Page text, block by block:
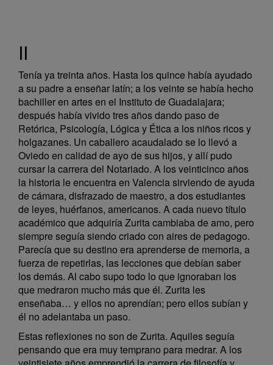
II
Tenía ya treinta años. Hasta los quince había ayudado
a su padre a enseñar latín; a los veinte se había hecho
bachiller en artes en el Instituto de Guadalajara;
después había vivido tres años dando paso de
Retórica, Psicología, Lógica y Ética a los niños ricos y
holgazanes. Un caballero acaudalado se lo llevó a
Oviedo en calidad de ayo de sus hijos, y allí pudo
cursar la carrera del Notariado. A los veinticinco años
la historia le encuentra en Valencia sirviendo de ayuda
de cámara, disfrazado de maestro, a dos estudiantes
de leyes, huérfanos, americanos. A cada nuevo título
académico que adquiría Zurita cambiaba de amo, pero
siempre seguía siendo criado con aires de pedagogo.
Parecía que su destino era aprenderse de memoria, a
fuerza de repetirlas, las lecciones que debían saber
los demás. Al cabo supo todo lo que ignoraban los
que medraron mucho más que él. Zurita les
enseñaba… y ellos no aprendían; pero ellos subían y
él no adelantaba un paso.
Estas reflexiones no son de Zurita. Aquiles seguía
pensando que era muy temprano para medrar. A los